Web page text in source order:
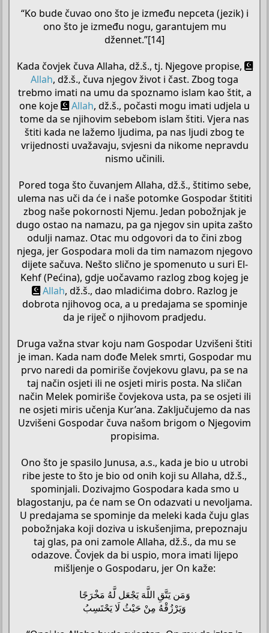
“Ko bude čuvao ono što je između nepceta (jezik) i
ono što je između nogu, garantujem mu
džennet.”[14]
Kada čovjek čuva Allaha, dž.š., tj. Njegove propise,
Allah, dž.š., čuva njegov život i čast. Zbog toga
trebmo imati na umu da spoznamo islam kao štit, a
one koje
Allah, dž.š., počasti mogu imati udjela u
tome da se njihovim sebebom islam štiti. Vjera nas
štiti kada ne lažemo ljudima, pa nas ljudi zbog te
vrijednosti uvažavaju, svjesni da nikome nepravdu
nismo učinili.
Pored toga što čuvanjem Allaha, dž.š., štitimo sebe,
ulema nas uči da će i naše potomke Gospodar štititi
zbog naše pokornosti Njemu. Jedan pobožnjak je
dugo ostao na namazu, pa ga njegov sin upita zašto
odulji namaz. Otac mu odgovori da to čini zbog
njega, jer Gospodara moli da tim namazom njegovo
dijete sačuva. Nešto slično je spomenuto u suri El-
Kehf (Pećina), gdje uočavamo razlog zbog kojeg je
Allah, dž.š., dao mladićima dobro. Razlog je
dobrota njihovog oca, a u predajama se spominje
da je riječ o njihovom pradjedu.
Druga važna stvar koju nam Gospodar Uzvišeni štiti
je iman. Kada nam dođe Melek smrti, Gospodar mu
prvo naredi da pomiriše čovjekovu glavu, pa se na
taj način osjeti ili ne osjeti miris posta. Na sličan
način Melek pomiriše čovjekova usta, pa se osjeti ili
ne osjeti miris učenja Kur’ana. Zaključujemo da nas
Uzvišeni Gospodar čuva našom brigom o Njegovim
propisima.
Ono što je spasilo Junusa, a.s., kada je bio u utrobi
ribe jeste to što je bio od onih koji su Allaha, dž.š.,
spominjali. Dozivajmo Gospodara kada smo u
blagostanju, pa će nam se On odazvati u nevoljama.
U predajama se spominje da meleki kada čuju glas
pobožnjaka koji doziva u iskušenjima, prepoznaju
taj glas, pa oni zamole Allaha, dž.š., da mu se
odazove. Čovjek da bi uspio, mora imati lijepo
mišljenje o Gospodaru, jer On kaže:
وَمَن يَتَّقِ اللَّهَ يَجْعَل لَّهُ مَخْرَجًا
وَيَرْزُقْهُ مِنْ حَيْثُ لَا يَحْتَسِبُ